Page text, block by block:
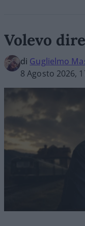
Volevo
di Guglielmo
8 Agosto 2026,